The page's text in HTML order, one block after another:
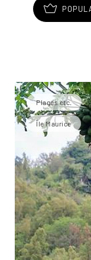
Plages etc.
Île Maurice